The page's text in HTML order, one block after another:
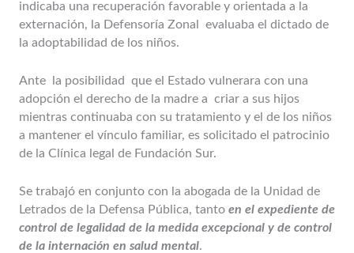
indicaba una recuperación favorable y orientada a la
externación, la Defensoría Zonal evaluaba el dictado de
la adoptabilidad de los niños.
Ante la posibilidad que el Estado vulnerara con una
adopción el derecho de la madre a criar a sus hijos
mientras continuaba con su tratamiento y el de los niños
a mantener el vínculo familiar, es solicitado el patrocinio
de la Clínica legal de Fundación Sur.
Se trabajó en conjunto con la abogada de la Unidad de
Letrados de la Defensa Pública, tanto en el expediente de
control de legalidad de la medida excepcional y de control
de la internación en salud mental.